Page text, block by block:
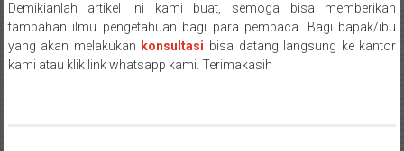
Sarilamak/
Hulu
air/
Pasaman/
Demikianlah artikel ini kami buat, semoga bisa memberikan
tambahan ilmu pengetahuan bagi para pembaca. Bagi bapak/ibu
yang akan melakukan konsultasi bisa datang langsung ke kantor
kami atau klik link whatsapp kami. Terimakasih